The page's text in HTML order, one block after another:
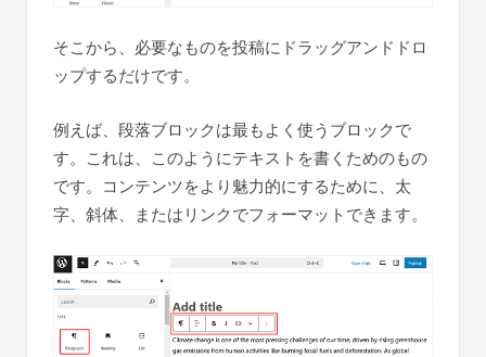
そこから、必要なものを投稿にドラッグアンドドロ
ップするだけです。
例えば、段落ブロックは最もよく使うブロックで
す。これは、このようにテキストを書くためのもの
です。コンテンツをより魅力的にするために、太
字、斜体、またはリンクでフォーマットできます。